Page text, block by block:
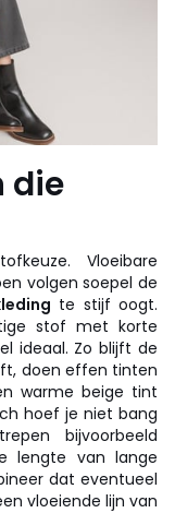
die
Vloeibare
volgen soepel de
te stijf oogt.
stof met korte
ideaal. Zo blijft de
doen effen tinten
warme beige tint
hoef je niet bang
bijvoorbeeld
lengte van lange
dat eventueel
vloeiende lijn van